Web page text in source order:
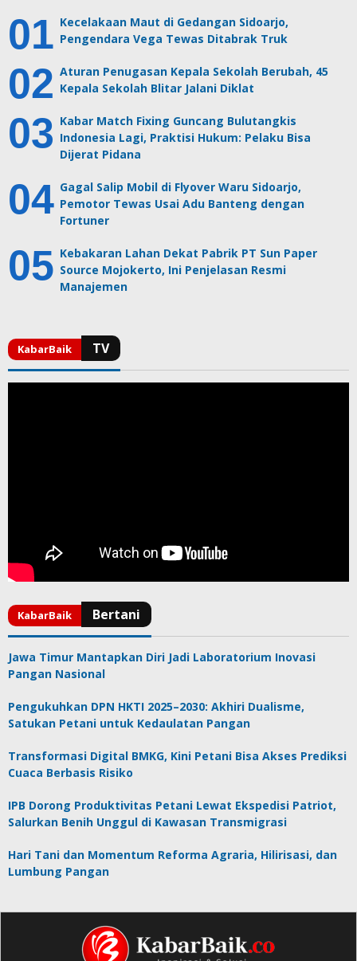
Kecelakaan Maut di Gedangan Sidoarjo,
Pengendara Vega Tewas Ditabrak Truk
Aturan Penugasan Kepala Sekolah Berubah, 45
Kepala Sekolah Blitar Jalani Diklat
Kabar Match Fixing Guncang Bulutangkis
Indonesia Lagi, Praktisi Hukum: Pelaku Bisa
Dijerat Pidana
Gagal Salip Mobil di Flyover Waru Sidoarjo,
Pemotor Tewas Usai Adu Banteng dengan
Fortuner
Kebakaran Lahan Dekat Pabrik PT Sun Paper
Source Mojokerto, Ini Penjelasan Resmi
Manajemen
Jawa Timur Mantapkan Diri Jadi Laboratorium Inovasi
Pangan Nasional
Pengukuhkan DPN HKTI 2025–2030: Akhiri Dualisme,
Satukan Petani untuk Kedaulatan Pangan
Transformasi Digital BMKG, Kini Petani Bisa Akses Prediksi
Cuaca Berbasis Risiko
IPB Dorong Produktivitas Petani Lewat Ekspedisi Patriot,
Salurkan Benih Unggul di Kawasan Transmigrasi
Hari Tani dan Momentum Reforma Agraria, Hilirisasi, dan
Lumbung Pangan